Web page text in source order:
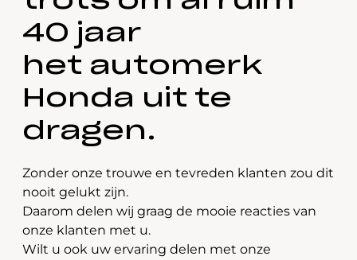
40 jaar
het automerk
Honda uit te
dragen.
Zonder onze trouwe en tevreden klanten zou dit
nooit gelukt zijn.
Daarom delen wij graag de mooie reacties van
onze klanten met u.
Wilt u ook uw ervaring delen met onze